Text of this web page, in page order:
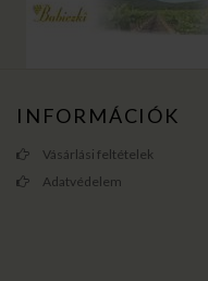
INFORMÁCIÓK
Vásárlási feltételek
Adatvédelem